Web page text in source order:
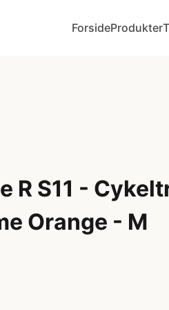
ForsideProdukter
R S11 -
Orange - M